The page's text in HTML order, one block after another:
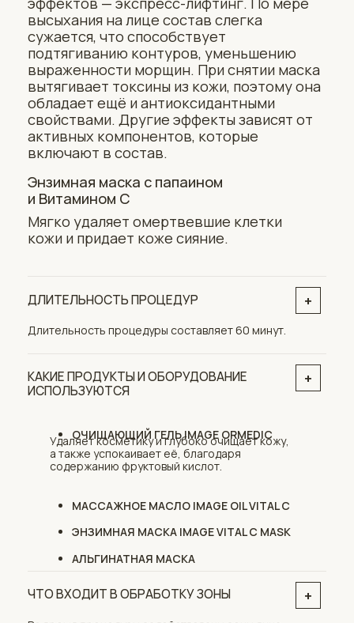
ЧТО ВХОДИТ В ОБРАБОТКУ ЗОНЫ +
Во время процедуры задействованы зоны лица.
Зона ушей, шеи, декольте и затылка не
затрагивается.
ОЩУЩЕНИЯ ВО ВРЕМЯ СЕАНСА +
Пациенты отмечают, что получают
расслабление во время проведения массажа.
ЗАЖИВЛЕНИЕ КОЖИ, ВОЗМОЖНЫЕ
ПОБОЧНЫЕ ЭФФЕКТЫ
Если манипуляцию постоянно проводить
в молодом возрасте, то кожа лица утратит
способность к естественной регенерации,
старению.
Если для проведения манипуляции
использовать большое количество
Интенсивное воздействие на худое лицо
приводит к растянутости, возникновению
ПРОТИВОПОКАЗАНИЯ +
Подготовка с вашей стороны не требуется.
Очищающий гель
Очищающий тоник
Сыворотка
Крем
ТАКЖЕ СОВЕТУЕМ